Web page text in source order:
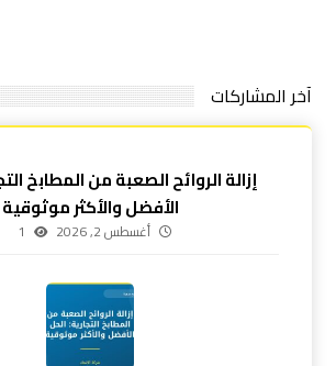
آخر المشاركات
إزالة الروائح الصعبة من المطابخ
الأفضل والأكثر موثوقية
أغسطس 2, 2026 1